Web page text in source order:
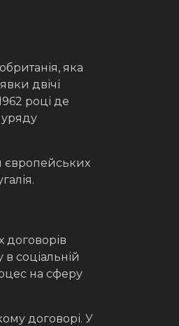
яка
двічі
році де
уряду
європейських
договорів
соціальній
на сферу
договорі. У